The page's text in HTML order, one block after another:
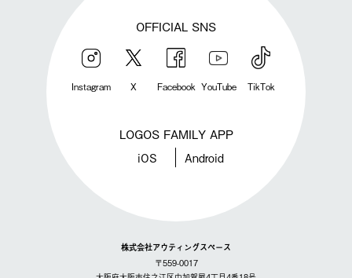
OFFICIAL SNS
Instagram X Facebook YouTube TikTok
LOGOS FAMILY APP
iOS Android
株式会社アウティングスペース
〒559-0017